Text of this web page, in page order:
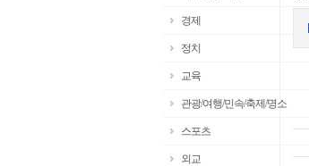
경제
정치
교육
관광/여행/민속/축제/명소
스포츠
외교